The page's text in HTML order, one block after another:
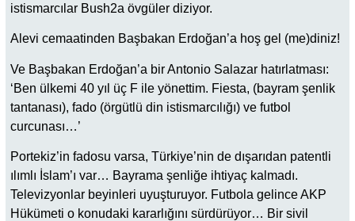
istismarcılar Bush2a övgüler diziyor.
Alevi cemaatinden Başbakan Erdoğan’a hoş gel (me)diniz!
Ve Başbakan Erdoğan’a bir Antonio Salazar hatırlatması:
‘Ben ülkemi 40 yıl üç F ile yönettim. Fiesta, (bayram şenlik
tantanası), fado (örgütlü din istismarcılığı) ve futbol
curcunası…’
Portekiz’in fadosu varsa, Türkiye’nin de dışarıdan patentli
ılımlı İslam’ı var… Bayrama şenliğe ihtiyaç kalmadı.
Televizyonlar beyinleri uyuşturuyor. Futbola gelince AKP
Hükümeti o konudaki kararlığını sürdürüyor… Bir sivil